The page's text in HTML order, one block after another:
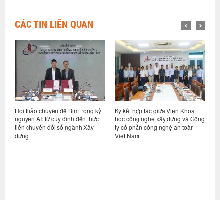
CÁC TIN LIÊN QUAN
trong kỷ
đến thực
Xây
Ký kết hợp tác giữa Viện Khoa
học công nghệ xây dựng và Công
ty cổ phần công nghệ an toàn
Hội nghị sơ kết thực hiện
vụ 6 tháng đầu năm và
nhiệm vụ kế hoạch các